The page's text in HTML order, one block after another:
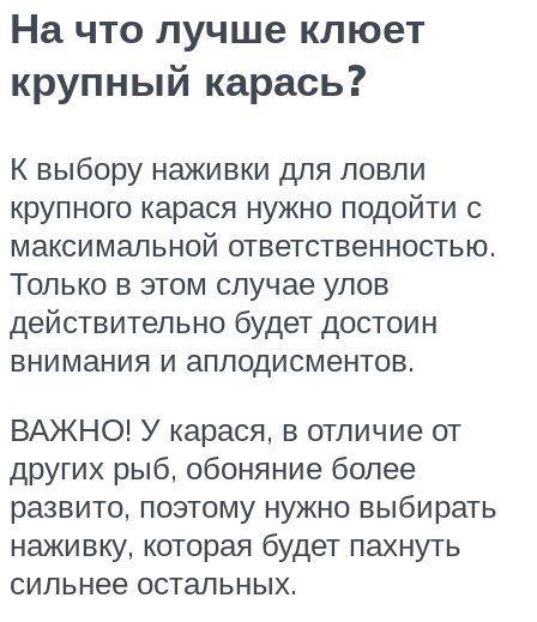
На что лучше клюет
крупный карась?
К выбору наживки для ловли
крупного карася нужно подойти с
максимальной ответственностью.
Только в этом случае улов
действительно будет достоин
внимания и аплодисментов.
ВАЖНО! У карася, в отличие от
других рыб, обоняние более
развито, поэтому нужно выбирать
наживку, которая будет пахнуть
сильнее остальных.